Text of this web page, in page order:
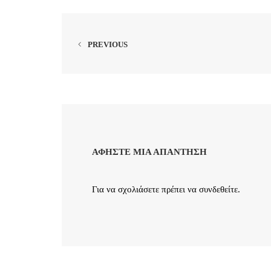
PREVIOUS
ΑΦΉΣΤΕ ΜΙΑ ΑΠΆΝΤΗΣΗ
Για να σχολιάσετε πρέπει να συνδεθείτε.